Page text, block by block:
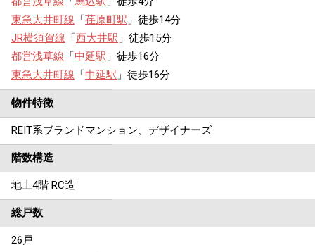
東急大井町線 「荏原町駅 」徒歩14分
JR横須賀線 「西大井駅 」徒歩15分
都営浅草線 「中延駅 」徒歩16分
東急大井町線 「中延駅 」徒歩16分
物件特徴
REIT系ブランドマンション、デザイナーズ
階数構造
地上4階 RC造
総戸数
26戸